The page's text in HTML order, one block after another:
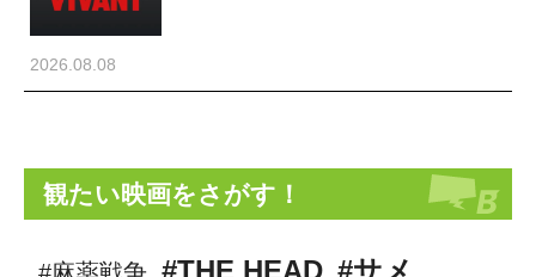
2026.08.08
観たい映画をさがす！
#THE HEAD #サメ